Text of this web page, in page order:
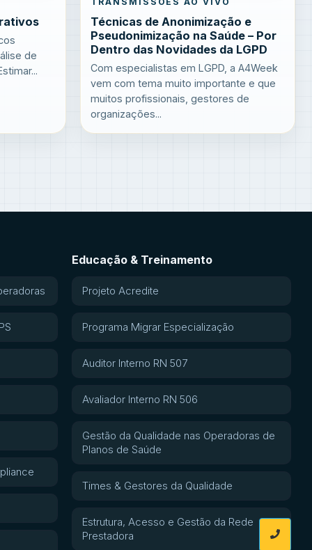
de
Técnicas de Anonimização e
Pseudonimização na Saúde – Por
Dentro das Novidades da LGPD
Com especialistas em LGPD, a A4Week
vem com tema muito importante e que
muitos profissionais, gestores de
organizações...
Educação & Treinamento
Projeto Acredite
Programa Migrar Especialização
Auditor Interno RN 507
Avaliador Interno RN 506
Gestão da Qualidade nas Operadoras de
Planos de Saúde
Times & Gestores da Qualidade
Estrutura, Acesso e Gestão da Rede
Prestadora